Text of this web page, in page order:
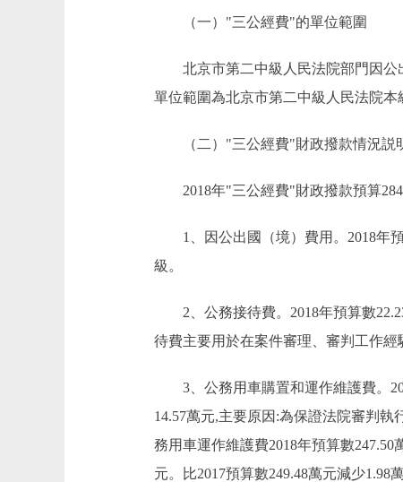
（一）"三公經費"的單位範圍
北京市第二中級人民法院部門因公
單位範圍為北京市第二中級人民法院本
（二）"三公經費"財政撥款情況
2018年"三公經費"財政撥款預算
1、因公出國（境）費用。2018年預
級。
2、公務接待費。2018年預算數22.23
待費主要用於在案件審理、審判工作
3、公務用車購置和運作維護費。
14.57萬元,主要原因:為保證法院審判
務用車運作維護費2018年預算數
元。比2017預算數249.48萬元減少